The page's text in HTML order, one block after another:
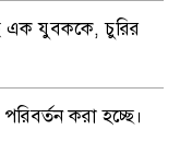
এক যুবককে, চুরির
করা হচ্ছে।